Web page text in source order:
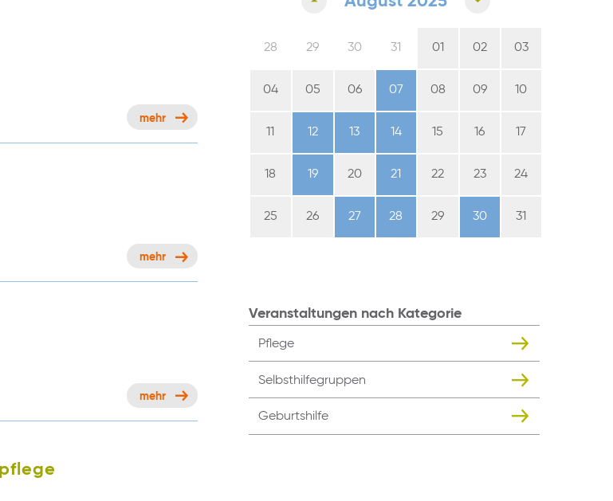
mehr
mehr
mehr
28 29 30 31 01 02 03
04 05 06 07 08 09 10
11 12 13 14 15 16 17
18 19 20 21 22 23 24
25 26 27 28 29 30 31
Veranstaltungen nach Kategorie
Pflege
Selbsthilfegruppen
Geburtshilfe